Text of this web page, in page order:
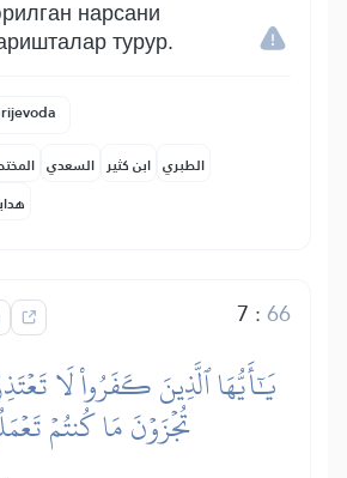
нарсани
турур.
السعدي ابن كثير الطبري
7 :66
يَٰٓأَيُّهَا ٱلَّذِينَ كَفَرُواْ لَا
تُجۡزَوۡنَ مَا كُنتُمۡ